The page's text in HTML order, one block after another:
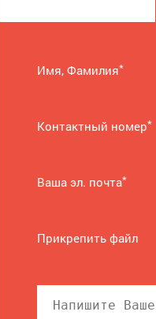
Имя, Фамилия*
Контактный номер*
Ваша эл. почта*
Прикрепить файл